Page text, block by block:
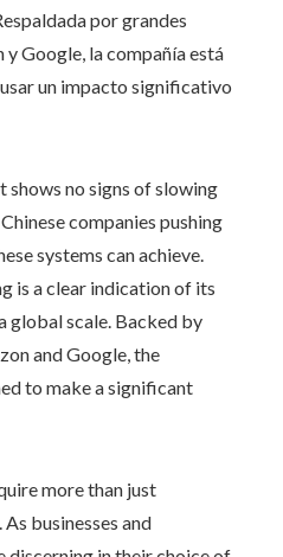
por grandes
Google, la compañía está
un impacto significativo
shows no signs of slowing
companies pushing
systems can achieve.
is a clear indication of its
global scale. Backed by
and Google, the
to make a significant
more than just
businesses and